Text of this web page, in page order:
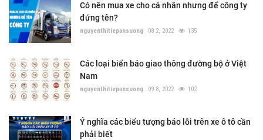
Có nên mua xe cho cá nhân nhưng để công ty
đứng tên?
nguyenthitiepansuong 08 2, 2022 135
Các loại biển báo giao thông đường bộ ở Việt
Nam
nguyenthitiepansuong 09 8, 2022 102
Ý nghĩa các biểu tượng báo lỗi trên xe ô tô cần
phải biết